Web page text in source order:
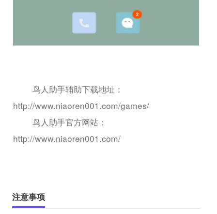
鸟人助手辅助下载地址：
http://www.niaoren001.com/games/
鸟人助手官方网站：
http://www.niaoren001.com/
注意事项